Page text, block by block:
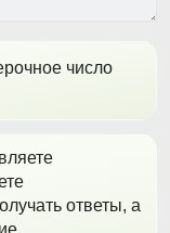
число
ответы, а